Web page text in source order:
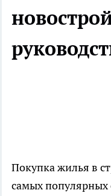
Покупка жилья в
самых популярных